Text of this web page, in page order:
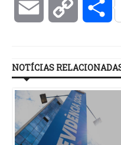
Email Copy
NOTÍCIAS